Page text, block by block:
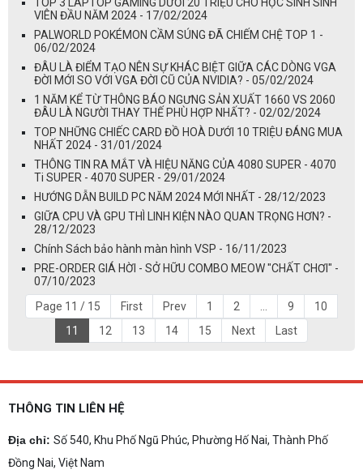
VIÊN ĐẦU NĂM 2024 - 17/02/2024
PALWORLD POKÉMON CẦM SÚNG ĐÃ CHIẾM CHỆ TOP 1 -
06/02/2024
ĐÂU LÀ ĐIỂM TẠO NÊN SỰ KHÁC BIỆT GIỮA CÁC DÒNG VGA
ĐỜI MỚI SO VỚI VGA ĐỜI CŨ CỦA NVIDIA? - 05/02/2024
1 NĂM KỂ TỪ THÔNG BÁO NGƯNG SẢN XUẤT 1660 VS 2060
ĐÂU LÀ NGƯỜI THAY THẾ PHÙ HỢP NHẤT? - 02/02/2024
TOP NHỮNG CHIẾC CARD ĐỒ HOÀ DƯỚI 10 TRIỆU ĐÁNG MUA
NHẤT 2024 - 31/01/2024
THÔNG TIN RA MẮT VÀ HIỆU NĂNG CỦA 4080 SUPER - 4070
Ti SUPER - 4070 SUPER - 29/01/2024
HƯỚNG DẪN BUILD PC NĂM 2024 MỚI NHẤT - 28/12/2023
GIỮA CPU VÀ GPU THÌ LINH KIỆN NÀO QUAN TRỌNG HƠN? -
28/12/2023
Chính Sách bảo hành màn hình VSP - 16/11/2023
PRE-ORDER GIÁ HỜI - SỞ HỮU COMBO MEOW "CHẤT CHƠI" -
07/10/2023
Page 11 / 15
First Prev 1 2 9
10
11
12 13 14 15 Next Last
THÔNG TIN LIÊN HỆ
Địa chỉ: Số 540, Khu Phố Ngũ Phúc, Phường Hố Nai, Thành Phố
Đồng Nai, Việt Nam